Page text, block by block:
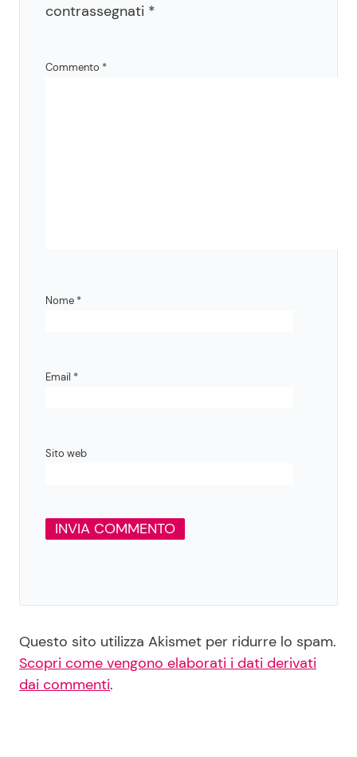
contrassegnati *
Commento *
Nome *
Email *
Sito web
Questo sito utilizza Akismet per ridurre lo spam.
Scopri come vengono elaborati i dati derivati
dai commenti.